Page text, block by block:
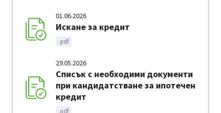
01.06.2026
Искане за кредит
.pdf
29.05.2026
Списък с необходими документи
при кандидатстване за ипотечен
кредит